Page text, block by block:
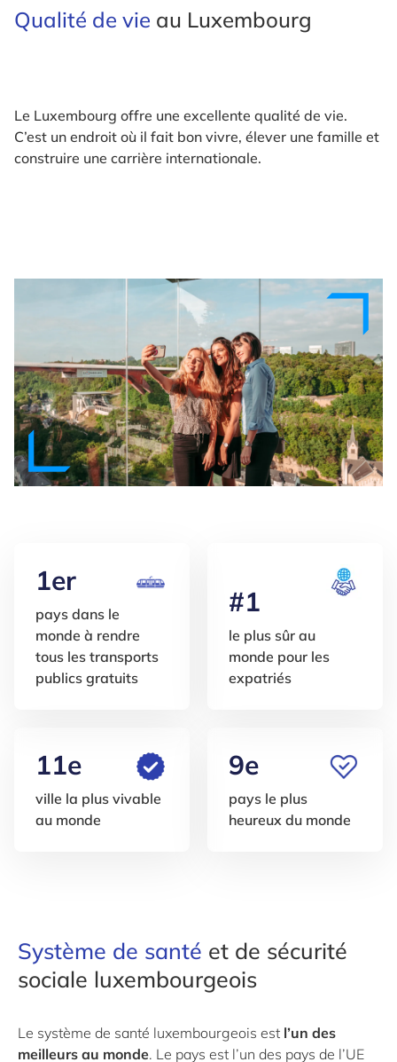
Qualité de vie au Luxembourg
Le Luxembourg offre une excellente qualité de vie.
C’est un endroit où il fait bon vivre, élever une famille et
construire une carrière internationale.
1er
pays dans le
monde à rendre
tous les transports
publics gratuits
#1
le plus sûr au
monde pour les
expatriés
11e
ville la plus vivable
au monde
9e
pays le plus
heureux du monde
Système de santé et de sécurité
sociale luxembourgeois
Le système de santé luxembourgeois est l’un des
meilleurs au monde. Le pays est l’un des pays de l’UE